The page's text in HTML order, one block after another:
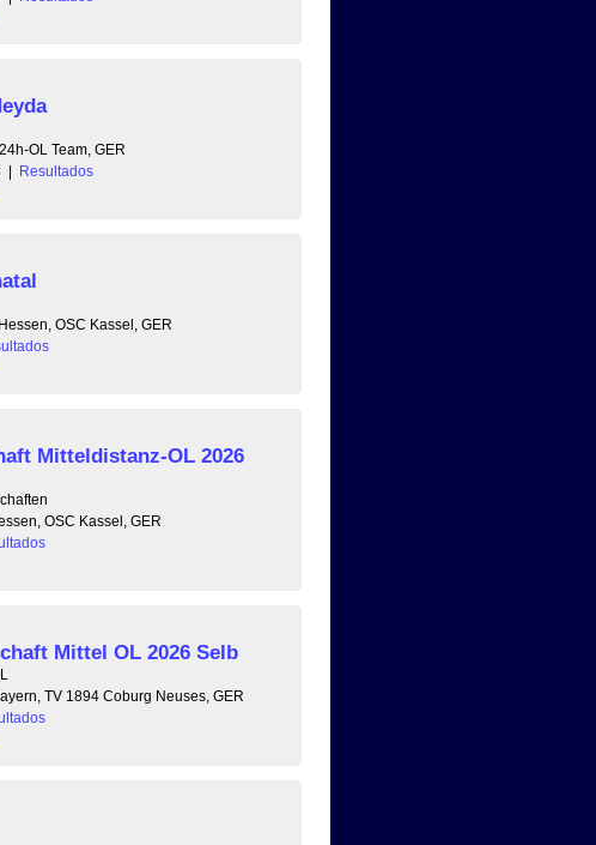
OL Team, GER
| Resultados
OSC Kassel, GER
Mitteldistanz-OL 2026
OSC Kassel, GER
Mittel OL 2026 Selb
TV 1894 Coburg Neuses, GER